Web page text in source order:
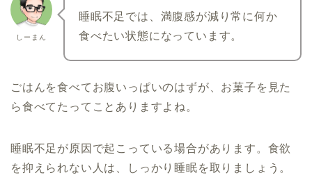
しーまん
睡眠不足では、満腹感が減り常に何か
食べたい状態になっています。
ごはんを食べてお腹いっぱいのはずが、お菓子を見た
ら食べてたってことありますよね。
睡眠不足が原因で起こっている場合があります。食欲
を抑えられない人は、しっかり睡眠を取りましょう。